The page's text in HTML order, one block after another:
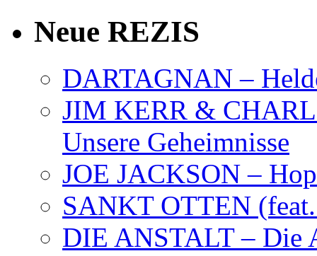
Neue REZIS
DARTAGNAN –
JIM KERR &
Unsere Geheimnisse
JOE JACKSON –
SANKT OTTEN
DIE ANSTALT – Die